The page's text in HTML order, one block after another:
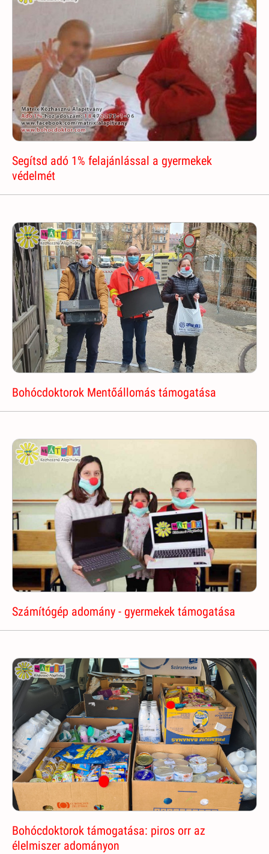
Segítsd adó 1% felajánlással a gyermekek
védelmét
Bohócdoktorok Mentőállomás támogatása
Számítógép adomány - gyermekek támogatása
Bohócdoktorok támogatása: piros orr az
élelmiszer adományon